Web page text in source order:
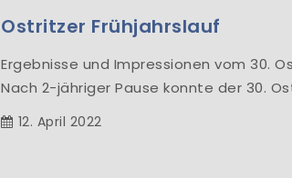
Ostritzer Frühjahrslauf
Ergebnisse und Impressionen vom 30.
Nach 2-jähriger Pause konnte der 30.
12. April 2022